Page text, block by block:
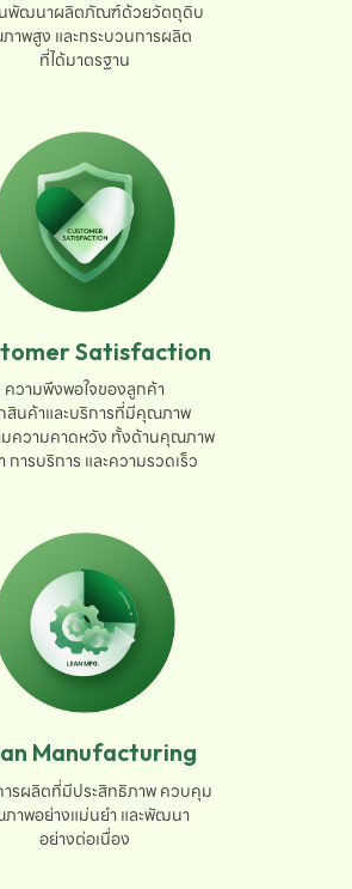
พัฒนาผลิตภัณฑ์ด้วยวัตถุดิบ
าพสูง และกระบวนการผลิต
ที่ได้มาตรฐาน
Satisfaction
ความพึงพอใจของลูกค้า
สินค้าและบริการที่มีคุณภาพ
ความคาดหวัง ทั้งด้านคุณภาพ
การบริการ และความรวดเร็ว
Manufacturing
ารผลิตที่มีประสิทธิภาพ ควบคุม
าพอย่างแม่นยำ และพัฒนา
อย่างต่อเนื่อง